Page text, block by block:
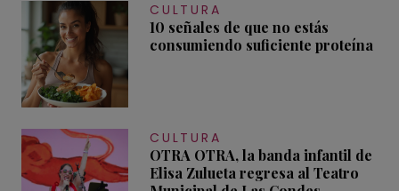
CULTURA
10 señales de que no estás
consumiendo suficiente proteína
CULTURA
OTRA OTRA, la banda infantil de
Elisa Zulueta regresa al Teatro